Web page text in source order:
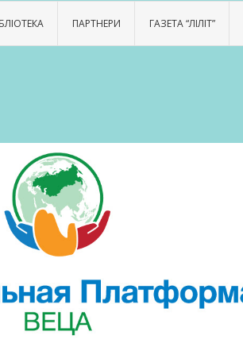
ПАРТНЕРИ ГАЗЕТА “ЛІЛІТ”